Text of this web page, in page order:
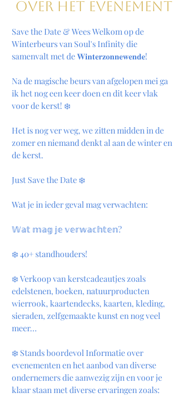
Over het evenement
Save the Date & Wees Welkom op de
Winterbeurs van Soul's Infinity die
samenvalt met de 𝐖𝐢𝐧𝐭𝐞𝐫𝐳𝐨𝐧𝐧𝐞𝐰𝐞𝐧𝐝𝐞!
Na de magische beurs van afgelopen mei ga
ik het nog een keer doen en dit keer vlak
voor de kerst! ❄️
Het is nog ver weg, we zitten midden in de
zomer en niemand denkt al aan de winter en
de kerst.
Just Save the Date ❄️
Wat je in ieder geval mag verwachten:
𝕎𝕒𝕥 𝕞𝕒𝕘 𝕛𝕖 𝕧𝕖𝕣𝕨𝕒𝕔𝕙𝕥𝕖𝕟?
❄️ 40+ standhouders!
❄️ Verkoop van kerstcadeautjes zoals
edelstenen, boeken, natuurproducten
wierrook, kaartendecks, kaarten, kleding,
sieraden, zelfgemaakte kunst en nog veel
meer...
❄️ Stands boordevol Informatie over
evenementen en het aanbod van diverse
ondernemers die aanwezig zijn en voor je
klaar staan met diverse ervaringen zoals: